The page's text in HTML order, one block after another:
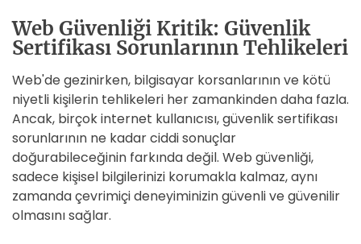
Web Güvenliği Kritik: Güvenlik
Sertifikası Sorunlarının Tehlikeleri
Web'de gezinirken, bilgisayar korsanlarının ve kötü
niyetli kişilerin tehlikeleri her zamankinden daha fazla.
Ancak, birçok internet kullanıcısı, güvenlik sertifikası
sorunlarının ne kadar ciddi sonuçlar
doğurabileceğinin farkında değil. Web güvenliği,
sadece kişisel bilgilerinizi korumakla kalmaz, aynı
zamanda çevrimiçi deneyiminizin güvenli ve güvenilir
olmasını sağlar.